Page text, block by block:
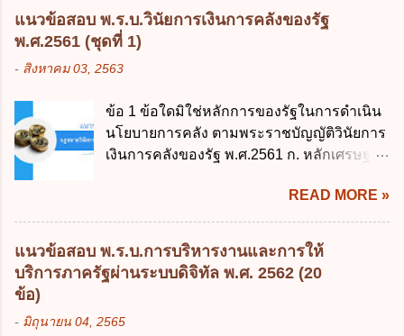
บัญญัติวิธีการงบประมาณ พ.ศ. 2561 ไม่ได้
ยกเลิกกฎหมายฉบับใด 1. พระราชบัญญัติวิธี
การงบประมาณ พ.ศ. 2502 2. พระราชบัญญัติ
วิธีการงบประมาณ (ฉบับที่ 3) พ.ศ. 2511 3.
พ.ศ. 2544 4. ประกาศของคณะปฏิวัติ ฉบับที่
203 ลงวันที่ 31 สิงหาคม 2515 ข้อ 3. ข้อใดไม่
ถูกต้อง 1. นายกรัฐมนตรีมีอำนาจออกกฎเพื่อ
ประมาณ พ.ศ. 2561 2. นายกรัฐมนตรีเป็นผู้
รักษาการตามพระราช บัญญัติวิธีการงบ
ประมาณ พ.ศ. 2561 3. รัฐมนตรีว่าการ
กระทรวงการคลัง เป็นผู้รักษาการตามพระ
แนวข้อสอบ พ.ร.บ.วินัยการเงินการคลังของรัฐ
พ.ศ.2561 (ชุดที่ 1)
- สิงหาคม 03, 2563
ข้อ 1 ข้อใดมิใช่หลักการของรัฐในการดำเนิน
นโยบายการคลัง ตามพระราชบัญญัติวินัยการ
เงินการคลังของรัฐ พ.ศ.2561 ก. หลักเศรษฐกิจ
เศรษฐกิจ ค. หลักการพัฒนาทางเศรษฐกิจ
อย่างยั่งยืน ง. หลักความเป็นธรรมในสังคม ข้อ
2 สัดส่วนหนี้สาธารณะต่อผลิตภัณฑ์มวลรวม
ในประเทศเพื่อใช้เป็นกรอบในการบริหารหนี้
สาธารณะเป็นไปตามข้อใด ก. ไม่เกินร้อยละ 5
เกินร้อยละ 60 ข้อ 3 กฎหมายว่าด้วยวินัยการ
READ MORE »
แนวข้อสอบ พ.ร.บ.การบริหารงานและการให้
บริการภาครัฐผ่านระบบดิจิทัล พ.ศ. 2562 (20
ข้อ)
- มิถุนายน 04, 2565